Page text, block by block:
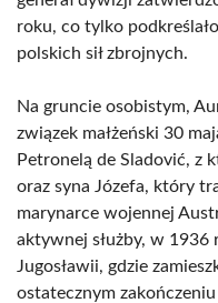
roku, co tylko
polskich sił zbrojnych.
Na gruncie osobistym,
związek małżeński 30
Petronelą de Sladović, z
oraz syna Józefa, który
marynarce wojennej
aktywnej służby, w 1936
Jugosławii, gdzie
ostatecznym